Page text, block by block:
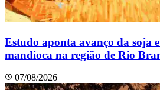
Estudo aponta avanço da soja
mandioca na região de Rio
07/08/2026